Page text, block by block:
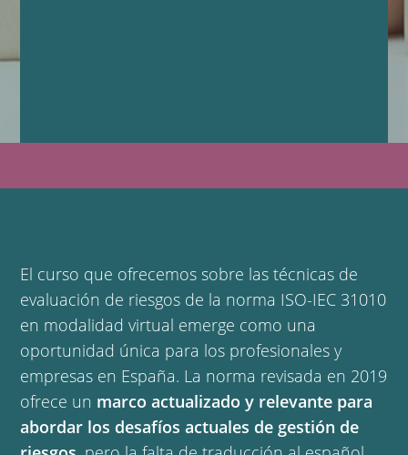
El curso que ofrecemos sobre las técnicas de
evaluación de riesgos de la norma ISO-IEC 31010
en modalidad virtual emerge como una
oportunidad única para los profesionales y
empresas en España. La norma revisada en 2019
ofrece un marco actualizado y relevante para
abordar los desafíos actuales de gestión de